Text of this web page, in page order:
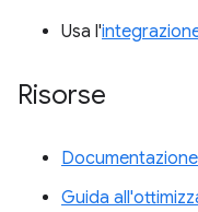
Usa l'
Risorse
Guida